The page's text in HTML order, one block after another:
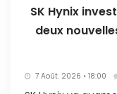
SK Hynix
deux
7 Août. 2026 • 18:00